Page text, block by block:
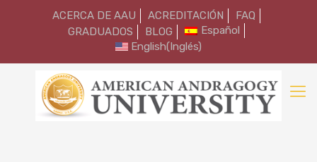
ACERCA DE AAU ACREDITACIÓN
FAQ
GRADUADOS
BLOG
Español
English(Inglés)